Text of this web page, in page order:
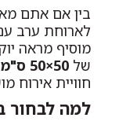
בין אם אתם
לארוחת ערב
מוסיף מראה
של 50×50 ס"מ
חוויית אירוח
למה לבחור